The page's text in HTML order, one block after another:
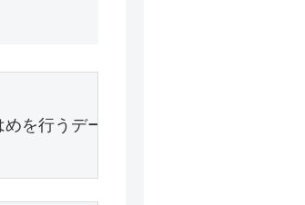
行うデータフレーム)